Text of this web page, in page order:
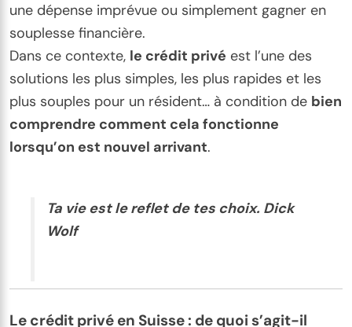
une dépense imprévue ou simplement gagner en
souplesse financière.
Dans ce contexte, le crédit privé est l’une des
solutions les plus simples, les plus rapides et les
plus souples pour un résident… à condition de bien
comprendre comment cela fonctionne
lorsqu’on est nouvel arrivant.
Ta vie est le reflet de tes choix. Dick
Wolf
Le crédit privé en Suisse : de quoi s’agit-il